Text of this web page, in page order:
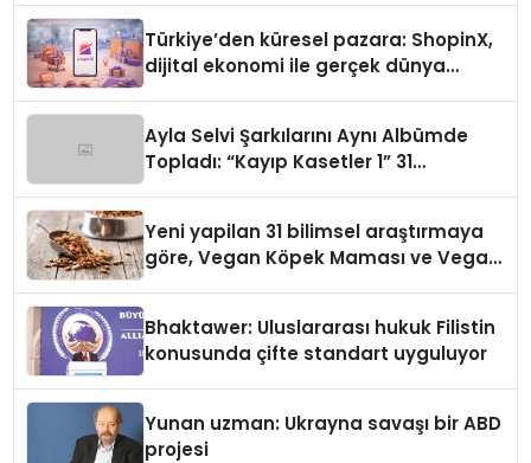
Türkiye’den küresel pazara: ShopinX,
dijital ekonomi ile gerçek dünya
Ayla Selvi Şarkılarını Aynı Albümde
Topladı: “Kayıp Kasetler 1” 31
Yeni yapilan 31 bilimsel araştırmaya
göre, Vegan Köpek Maması ve Vegan
Bhaktawer: Uluslararası hukuk Filistin
konusunda çifte standart uyguluyor
Yunan uzman: Ukrayna savaşı bir ABD
projesi